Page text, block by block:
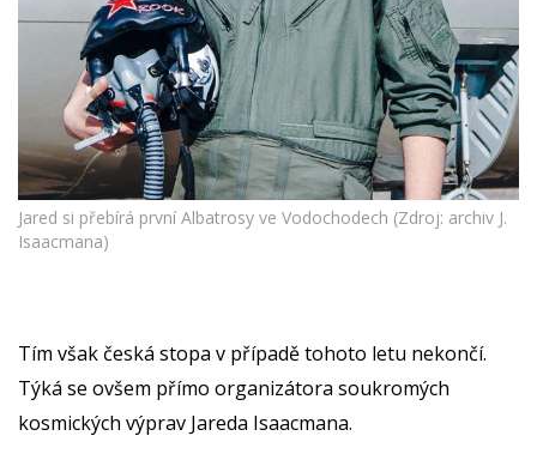
Jared si přebírá první Albatrosy ve Vodochodech (Zdroj: archiv J.
Isaacmana)
Tím však česká stopa v případě tohoto letu nekončí.
Týká se ovšem přímo organizátora soukromých
kosmických výprav Jareda Isaacmana.